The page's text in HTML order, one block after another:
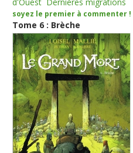
soyez le premier à commenter !
Tome 6 : Brèche